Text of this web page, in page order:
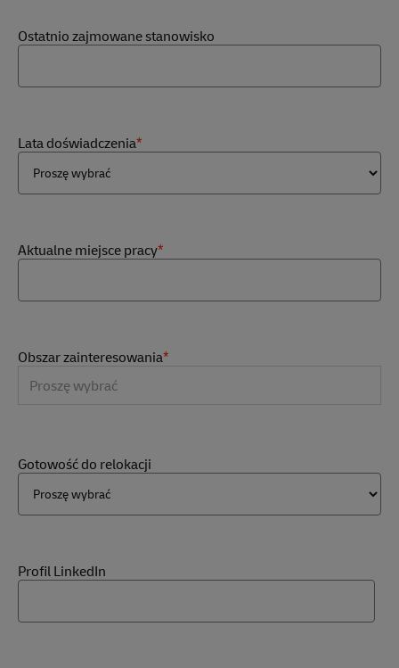
Ostatnio zajmowane stanowisko
Lata doświadczenia*
Aktualne miejsce pracy*
Obszar zainteresowania*
You can enter multiple values
Gotowość do relokacji
Profil LinkedIn